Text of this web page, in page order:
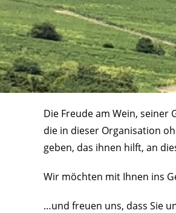
Die Freude am Wein,
die in dieser Organisation
geben, das ihnen hilft, an
Wir möchten mit Ihnen ins
…und freuen uns, dass Sie